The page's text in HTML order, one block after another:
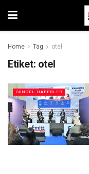
Home Tag otel
Etiket: otel
GÜNCEL HABERLER